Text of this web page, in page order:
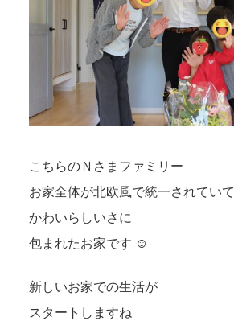
こちらのＮさまファミリー
お家全体が北欧風で統一されていて
かわいらしいさに
包まれたお家です ☺
新しいお家での生活が
スタートしますね